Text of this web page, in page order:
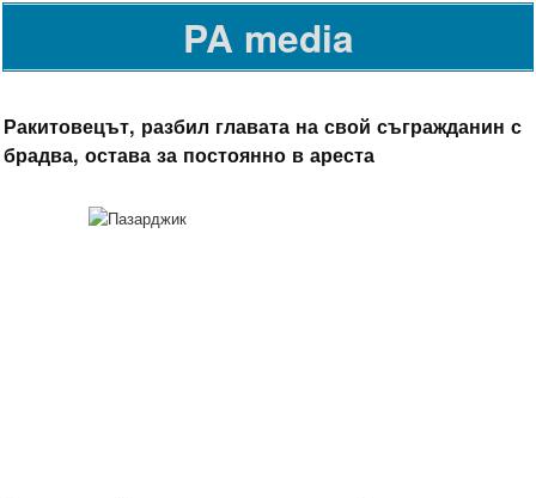
PA media
Ракитовецът, разбил главата на свой съгражданин с
брадва, остава за постоянно в ареста